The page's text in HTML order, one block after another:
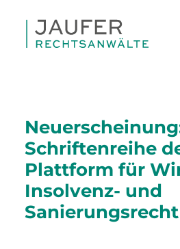
Schriftenreihe
Plattform für
Insolvenz- und
Sanierungsrecht